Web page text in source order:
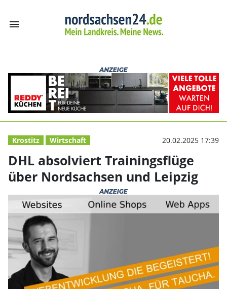
menu DHL absolviert
Krostitz Wirtschaft 20.02.2025 17:39
DHL absolviert Trainingsflüge
über Nordsachsen und Leipzig